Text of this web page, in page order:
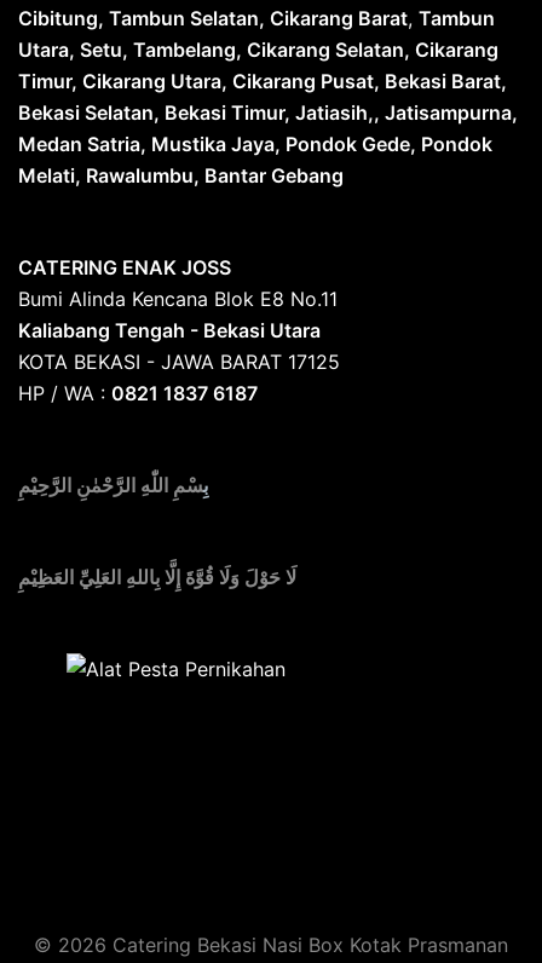
Cibitung, Tambun Selatan, Cikarang Barat, Tambun
Utara, Setu, Tambelang, Cikarang Selatan, Cikarang
Timur, Cikarang Utara, Cikarang Pusat, Bekasi Barat,
Bekasi Selatan, Bekasi Timur, Jatiasih,, Jatisampurna,
Medan Satria, Mustika Jaya, Pondok Gede, Pondok
Melati, Rawalumbu, Bantar Gebang
CATERING ENAK JOSS
Bumi Alinda Kencana Blok E8 No.11
Kaliabang Tengah - Bekasi Utara
KOTA BEKASI - JAWA BARAT 17125
HP / WA : 0821 1837 6187
بِسْمِ اللّٰهِ الرَّحْمٰنِ الرَّحِيْمِ
لَا حَوْلَ وَلَا قُوَّةَ إِلَّا بِاللهِ العَلِيِّ العَظِيْمِ
© 2026 Catering Bekasi Nasi Box Kotak Prasmanan